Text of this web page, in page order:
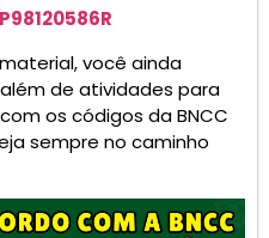
você ainda
de atividades para
os códigos da BNCC
sempre no caminho